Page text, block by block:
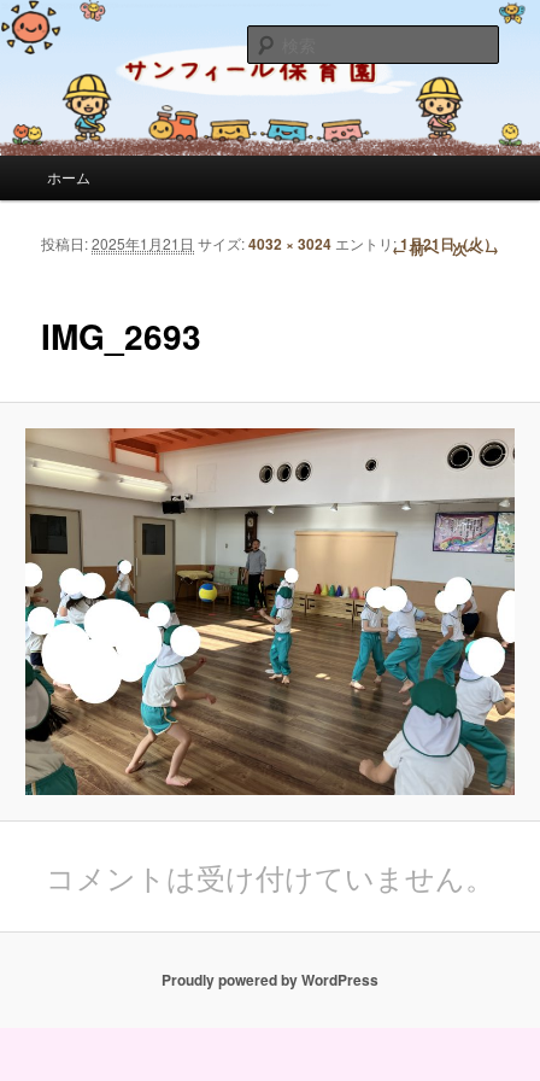
サンフィール保育園のブログ
サンフィール保育園のせんせいのブログです。園の日常を綴っています。
索
メインコンテンツへ移動
サブコンテンツへ移動
ホーム
画像ナビゲーション ← 前へ 次へ →
IMG_2693
投稿日:2025年1月21日 サイズ:4032 × 3024 エントリ:1月21日（火）
コメントは受け付けていません。
Proudly powered by WordPress